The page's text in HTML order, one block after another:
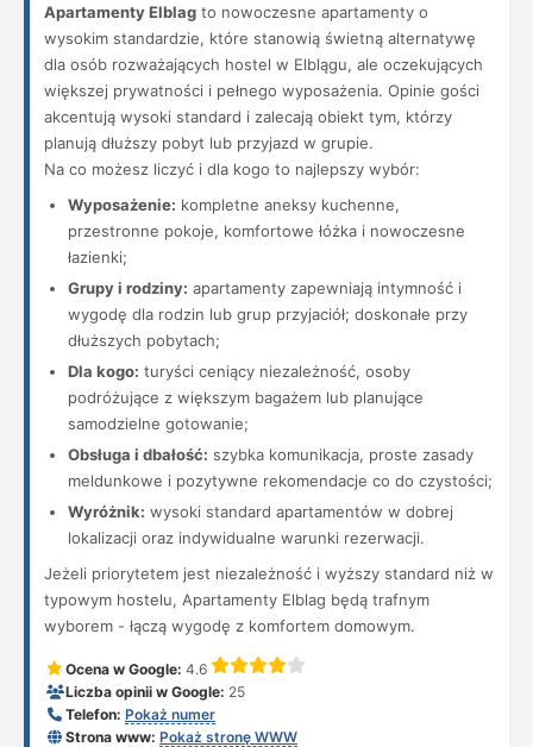
Apartamenty Elblag to nowoczesne apartamenty o
wysokim standardzie, które stanowią świetną alternatywę
dla osób rozważających hostel w Elblągu, ale oczekujących
większej prywatności i pełnego wyposażenia. Opinie gości
akcentują wysoki standard i zalecają obiekt tym, którzy
planują dłuższy pobyt lub przyjazd w grupie.
Na co możesz liczyć i dla kogo to najlepszy wybór:
Wyposażenie: kompletne aneksy kuchenne,
przestronne pokoje, komfortowe łóżka i nowoczesne
łazienki;
Grupy i rodziny: apartamenty zapewniają intymność i
wygodę dla rodzin lub grup przyjaciół; doskonałe przy
dłuższych pobytach;
Dla kogo: turyści ceniący niezależność, osoby
podróżujące z większym bagażem lub planujące
samodzielne gotowanie;
Obsługa i dbałość: szybka komunikacja, proste zasady
meldunkowe i pozytywne rekomendacje co do czystości;
Wyróżnik: wysoki standard apartamentów w dobrej
lokalizacji oraz indywidualne warunki rezerwacji.
Jeżeli priorytetem jest niezależność i wyższy standard niż w
typowym hostelu, Apartamenty Elblag będą trafnym
wyborem - łączą wygodę z komfortem domowym.
Ocena w Google: 4.6
Liczba opinii w Google: 25
Telefon: Pokaż numer
Strona www: Pokaż stronę WWW